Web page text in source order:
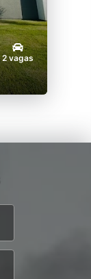
2 vagas